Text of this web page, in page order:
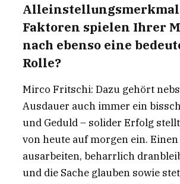
Faktoren spielen Ihrer
nach ebenso eine
Rolle?
Mirco Fritschi: Dazu gehört
Ausdauer auch immer ein
und Geduld – solider Erfolg
von heute auf morgen ein. Einen
ausarbeiten, beharrlich
und die Sache glauben sowie